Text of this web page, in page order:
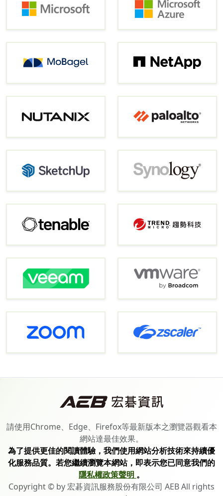
請使用Chrome、Edge、Firefox等最新版本之瀏覽器觀看本
網站達最佳效果。
為了提供更佳的閱讀體驗，我們使用網站分析技術來持續優
化服務品質。若您繼續瀏覽本網站，即表示您已同意我們的
隱私權政策聲明 。
Copyright © by 宏碁資訊服務股份有限公司 AEB All rights